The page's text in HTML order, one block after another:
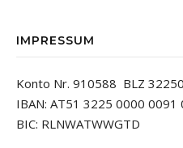
IMPRESSUM
Konto Nr. 910588 BLZ 32250
IBAN: AT51 3225 0000 0091
BIC: RLNWATWWGTD